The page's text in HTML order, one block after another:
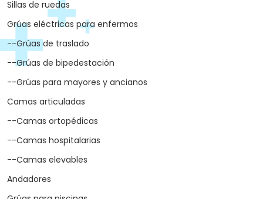
Sillas de ruedas
Grúas eléctricas para enfermos
--Grúas de traslado
--Grúas de bipedestación
--Grúas para mayores y ancianos
Camas articuladas
--Camas ortopédicas
--Camas hospitalarias
--Camas elevables
Andadores